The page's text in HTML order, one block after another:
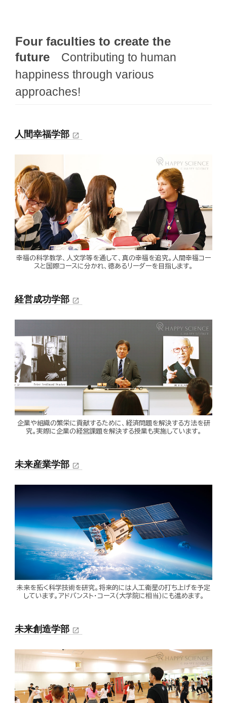
Four faculties to create the
future
Contributing to human
happiness through various
approaches!
人間幸福学部 open_in_new
幸福の科学教学、人文学等を通して、真の幸福を追究。人間幸福コー
スと国際コースに分かれ、徳あるリーダーを目指します。
経営成功学部 open_in_new
企業や組織の繁栄に貢献するために、経済問題を解決する方法を研
究。実際に企業の経営課題を解決する授業も実施しています。
未来産業学部 open_in_new
未来を拓く科学技術を研究。将来的には人工衛星の打ち上げを予定
しています。アドバンスト・コース(大学院に相当)にも進めます。
未来創造学部 open_in_new